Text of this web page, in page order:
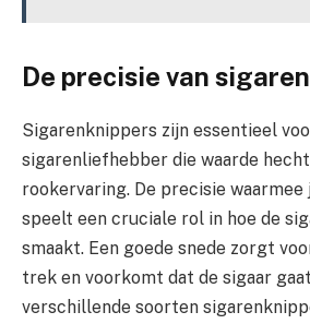
De precisie van
Sigarenknippers zijn essentieel
sigarenliefhebber die waarde
rookervaring. De precisie
speelt een cruciale rol in hoe de
smaakt. Een goede snede zorgt
trek en voorkomt dat de sigaar
verschillende soorten